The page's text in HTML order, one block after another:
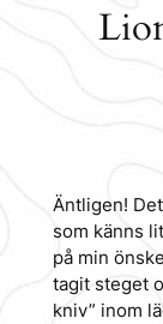
Äntligen!
som känns
på min
tagit steget
kniv” inom